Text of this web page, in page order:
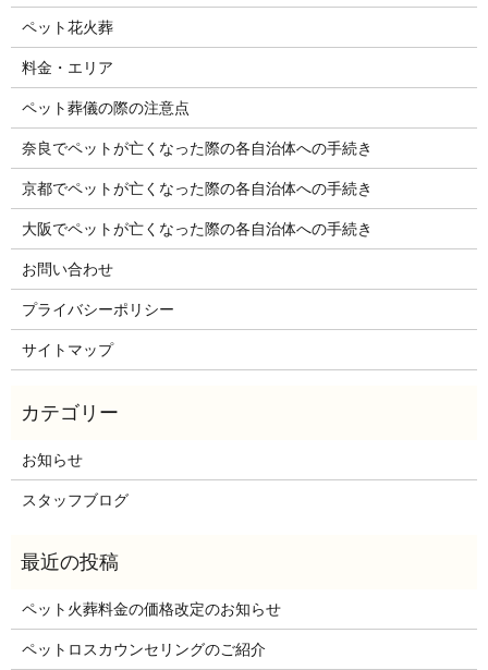
ペット花火葬
料金・エリア
ペット葬儀の際の注意点
奈良でペットが亡くなった際の各自治体への手続き
京都でペットが亡くなった際の各自治体への手続き
大阪でペットが亡くなった際の各自治体への手続き
お問い合わせ
プライバシーポリシー
サイトマップ
お知らせ
スタッフブログ
ペット火葬料金の価格改定のお知らせ
ペットロスカウンセリングのご紹介